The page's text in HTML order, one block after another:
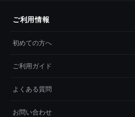
ご利用情報
初めての方へ
ご利用ガイド
よくある質問
お問い合わせ